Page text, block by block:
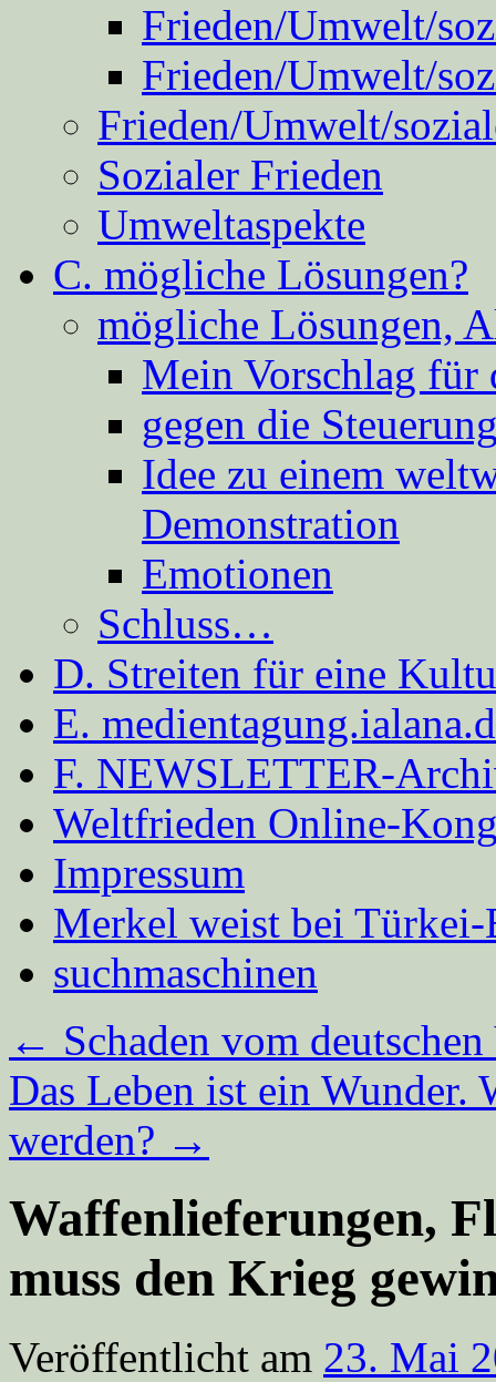
Frieden/Umwelt/
Frieden/Umwelt/
Frieden/Umwelt/
Sozialer Frieden
Umweltaspekte
C. mögliche Lösungen?
mögliche Lösungen,
Mein Vorschlag für
gegen die
Idee zu einem
Demonstration
Emotionen
Schluss…
D. Streiten für eine
E.
F. NEWSLETTER-
Weltfrieden Online-
Impressum
Merkel weist bei
suchmaschinen
← Schaden vom
Das Leben ist ein Wunder.
werden? →
Waffenlieferungen,
muss den Krieg
Veröffentlicht am 23. Mai